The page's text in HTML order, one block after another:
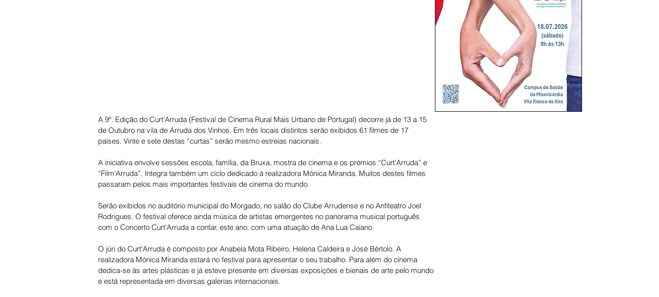
A 9ª. Edição do Curt’Arruda (Festival de Cinema Rural Mais Urbano de Portugal) decorre já de 13 a 15
de Outubro na vila de Arruda dos Vinhos. Em três locais distintos serão exibidos 61 filmes de 17
países. Vinte e sete destas “curtas” serão mesmo estreias nacionais.
A iniciativa envolve sessões escola, família, da Bruxa, mostra de cinema e os prémios “Curt'Arruda” e
“Film'Arruda”. Integra também um ciclo dedicado à realizadora Mónica Miranda. Muitos destes filmes
passaram pelos mais importantes festivais de cinema do mundo.
Serão exibidos no auditório municipal do Morgado, no salão do Clube Arrudense e no Anfiteatro Joel
Rodrigues. O festival oferece ainda música de artistas emergentes no panorama musical português
com o Concerto Curt'Arruda a contar, este ano, com uma atuação de Ana Lua Caiano.
O júri do Curt'Arruda é composto por Anabela Mota Ribeiro, Helena Caldeira e José Bértolo. A
realizadora Mónica Miranda estará no festival para apresentar o seu trabalho. Para além do cinema
dedica-se às artes plásticas e já esteve presente em diversas exposições e bienais de arte pelo mundo
e está representada em diversas galerias internacionais.